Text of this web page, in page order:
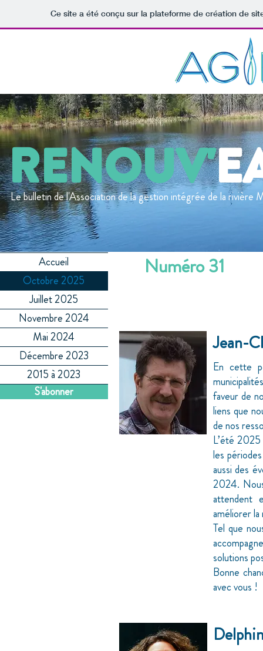
Ce site a été conçu sur la plateforme de création de
RENOUV'
Le bulletin de l'Association de la gestion intégrée de la rivière
Numéro 31
Jean-
En cette
faveur de
liens que
de nos
L’été
les
aussi des
2024.
attendent
améliorer
Tel que
solutions
Bonne
avec vous !
Accueil
Octobre 2025
Juillet 2025
Novembre 2024
Mai 2024
Décembre 2023
2015 à 2023
S'abonner